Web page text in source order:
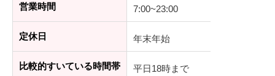
営業時間 7:00~23:00
定休日 年末年始
比較的すいている時間帯 平日18時まで